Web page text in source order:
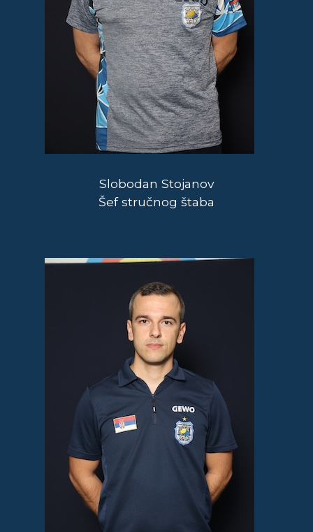
Slobodan Stojanov
Šef stručnog štaba